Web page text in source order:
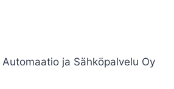
ja Sähköpalvelu Oy